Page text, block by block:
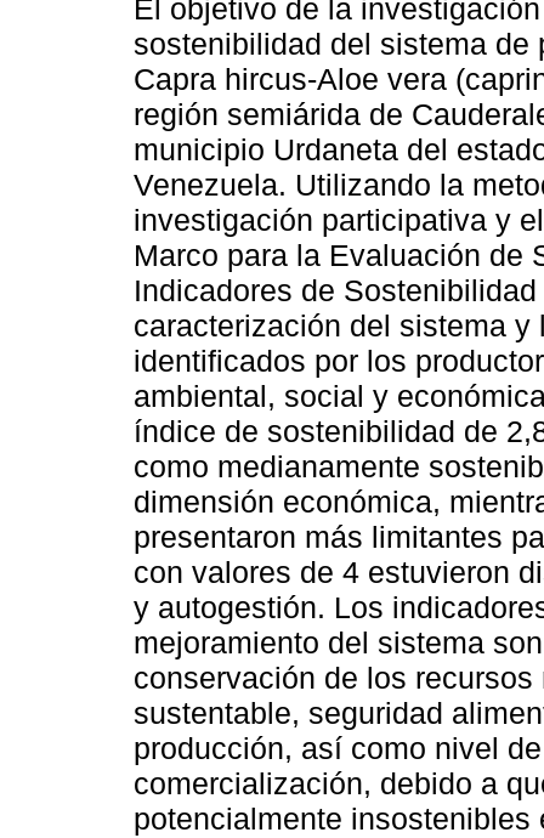
El objetivo de la
sostenibilidad del sistema de
Capra hircus-Aloe vera
región semiárida de
municipio Urdaneta del
Venezuela. Utilizando la
investigación participativa y
Marco para la Evaluación de
Indicadores de
caracterización del sistema
identificados por los
ambiental, social y
índice de sostenibilidad de
como medianamente
dimensión económica,
presentaron más limitantes
con valores de 4 estuvieron
y autogestión. Los
mejoramiento del sistema
conservación de los
sustentable, seguridad
producción, así como nivel
comercialización, debido a
potencialmente